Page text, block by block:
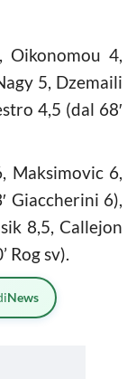
Oikonomou 4,
5, Dzemaili
4,5 (dal 68′
Maksimovic 6,
Giaccherini 6),
8,5, Callejon
Rog sv).
News